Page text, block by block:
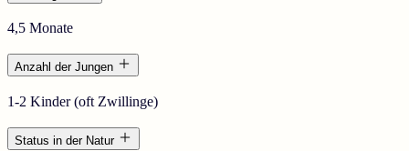
4,5 Monate
Anzahl der Jungen
1-2 Kinder (oft Zwillinge)
Status in der Natur